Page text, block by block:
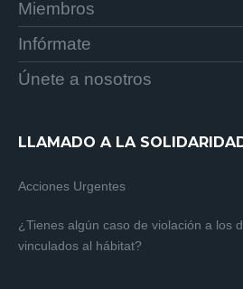
Miembros
Infórmate
Únete a nosotros
LLAMADO A LA
Acciones Urgentes
¿Tienes algún caso de violación a los
vinculados al hábitat?